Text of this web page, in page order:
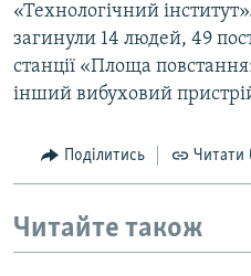
«Технологічний
загинули 14 людей, 49
станції «Площа
інший вибуховий
Поділитись Читати
Читайте також